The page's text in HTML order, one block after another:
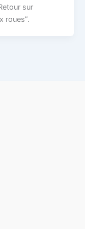
sur
roues”.